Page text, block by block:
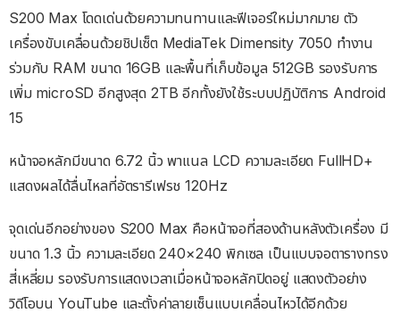
S200 Max โดดเด่นด้วยความทนทานและฟีเจอร์ใหม่มากมาย ตัว
เครื่องขับเคลื่อนด้วยชิปเซ็ต MediaTek Dimensity 7050 ทำงาน
ร่วมกับ RAM ขนาด 16GB และพื้นที่เก็บข้อมูล 512GB รองรับการ
เพิ่ม microSD อีกสูงสุด 2TB อีกทั้งยังใช้ระบบปฏิบัติการ Android
15
หน้าจอหลักมีขนาด 6.72 นิ้ว พาแนล LCD ความละเอียด FullHD+
แสดงผลได้ลื่นไหลที่อัตรารีเฟรช 120Hz
จุดเด่นอีกอย่างของ S200 Max คือหน้าจอที่สองด้านหลังตัวเครื่อง มี
ขนาด 1.3 นิ้ว ความละเอียด 240×240 พิกเซล เป็นแบบจอตารางทรง
สี่เหลี่ยม รองรับการแสดงเวลาเมื่อหน้าจอหลักปิดอยู่ แสดงตัวอย่าง
วิดีโอบน YouTube และตั้งค่าลายเซ็นแบบเคลื่อนไหวได้อีกด้วย